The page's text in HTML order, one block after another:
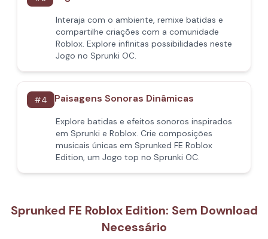
Interaja com o ambiente, remixe batidas e
compartilhe criações com a comunidade
Roblox. Explore infinitas possibilidades neste
Jogo no Sprunki OC.
#4 Paisagens Sonoras Dinâmicas
Explore batidas e efeitos sonoros inspirados
em Sprunki e Roblox. Crie composições
musicais únicas em Sprunked FE Roblox
Edition, um Jogo top no Sprunki OC.
Sprunked FE Roblox Edition: Sem Download
Necessário